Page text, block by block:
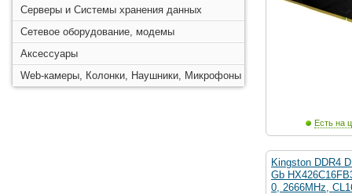
Серверы и Системы хранения данных
Сетевое оборудование, модемы
Аксессуары
Web-камеры, Колонки, Наушники, Микрофоны
Есть на
Kingston DDR4
Gb
0, 2666MHz,